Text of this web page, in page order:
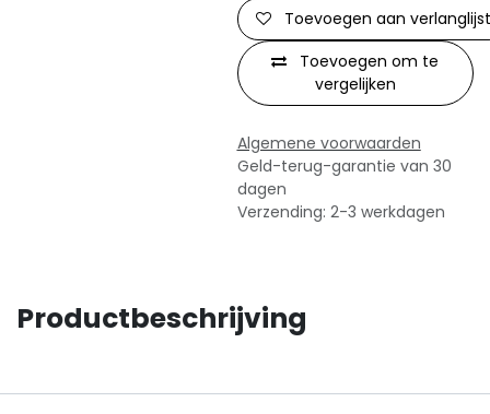
Toevoegen om te
vergelijken
Toevoegen aan verlanglijst
Algemene voorwaarden
Geld-terug-garantie van 30
dagen
Verzending: 2-3 werkdagen
Productbeschrijving